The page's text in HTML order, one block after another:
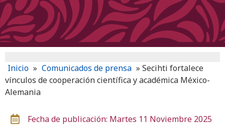
Inicio » Comunicados de prensa » Secihti fortalece
vínculos de cooperación científica y académica México-
Alemania
Fecha de publicación: Martes 11 Noviembre 2025